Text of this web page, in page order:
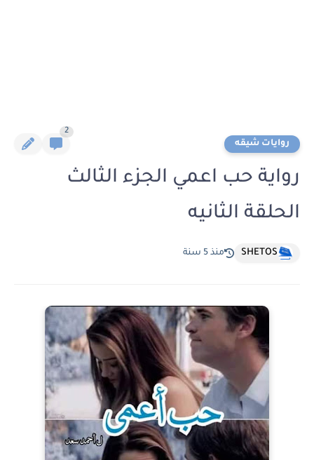
روايات شيقه
2
رواية حب اعمي الجزء الثالث
الحلقة الثانيه
SHETOS منذ 5 سنة